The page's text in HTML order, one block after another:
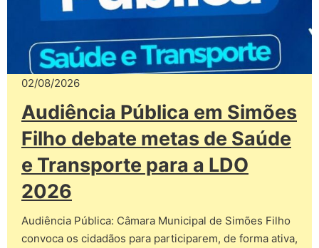
02/08/2026
Audiência Pública em Simões
Filho debate metas de Saúde
e Transporte para a LDO
2026
Audiência Pública: Câmara Municipal de Simões Filho
convoca os cidadãos para participarem, de forma ativa,